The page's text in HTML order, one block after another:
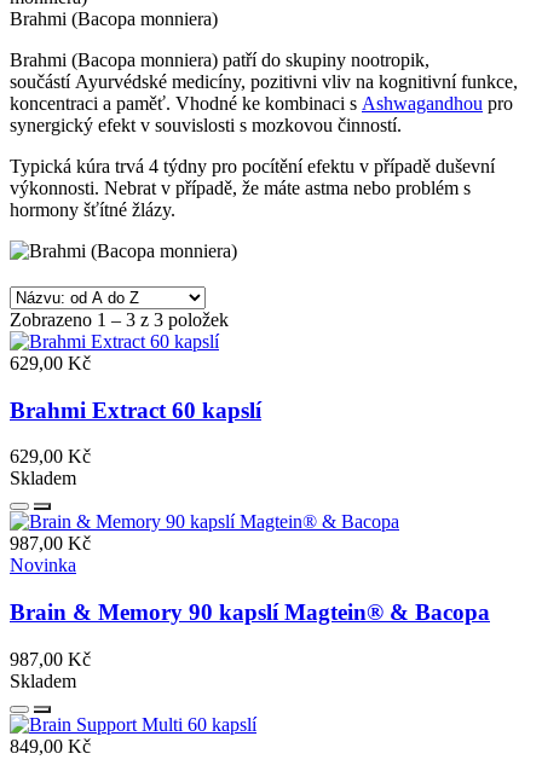
Brahmi (Bacopa monniera)
Brahmi (Bacopa monniera) patří do skupiny nootropik,
součástí Ayurvédské medicíny, pozitivni vliv na kognitivní funkce,
koncentraci a paměť. Vhodné ke kombinaci s Ashwagandhou pro
synergický efekt v souvislosti s mozkovou činností.
Typická kúra trvá 4 týdny pro pocítění efektu v případě duševní
výkonnosti. Nebrat v případě, že máte astma nebo problém s
hormony šťítné žlázy.
Zobrazeno 1 – 3 z 3 položek
629,00 Kč
Brahmi Extract 60 kapslí
629,00 Kč
Skladem
987,00 Kč
Novinka
Brain & Memory 90 kapslí Magtein® & Bacopa
987,00 Kč
Skladem
849,00 Kč